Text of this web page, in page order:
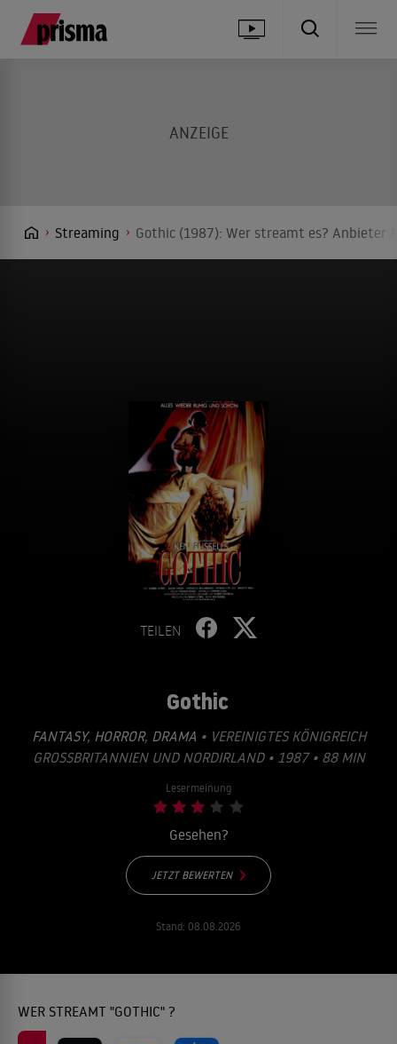
Streaming Gothic (1987): Wer streamt es? Anbieter
TEILEN
Gothic
FANTASY, HORROR, DRAMA • VEREINIGTES KÖNIGREICH
GROSSBRITANNIEN UND NORDIRLAND • 1987 • 88 MIN
Lesermeinung
Gesehen?
JETZT BEWERTEN
Stand: 08.08.2026
WER STREAMT "GOTHIC" ?